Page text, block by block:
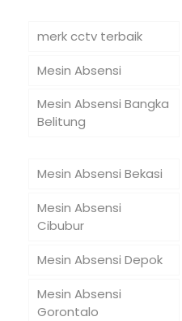
merk cctv terbaik
Mesin Absensi
Mesin Absensi Bangka
Belitung
Mesin Absensi Bekasi
Mesin Absensi
Cibubur
Mesin Absensi Depok
Mesin Absensi
Gorontalo